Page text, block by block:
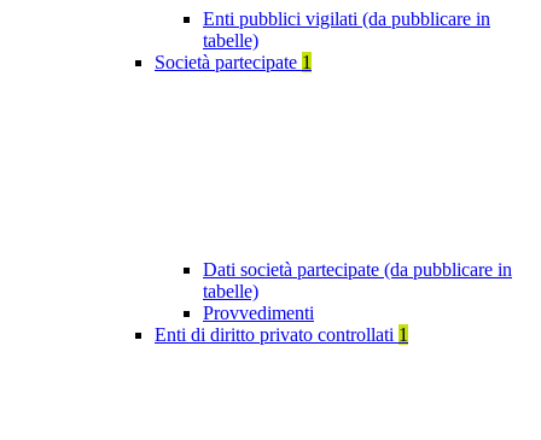
Enti pubblici vigilati (da pubblicare in
tabelle)
Società partecipate 1
Dati società partecipate (da pubblicare in
tabelle)
Provvedimenti
Enti di diritto privato controllati 1